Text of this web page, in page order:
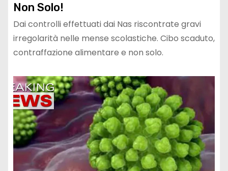
Non Solo!
Dai controlli effettuati dai Nas riscontrate gravi
irregolarità nelle mense scolastiche. Cibo scaduto,
contraffazione alimentare e non solo.